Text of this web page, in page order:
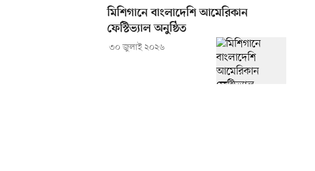
মিশিগানে বাংলাদেশি আমেরিকান
ফেস্টিভ্যাল অনুষ্ঠিত
৩০ জুলাই ২০২৬